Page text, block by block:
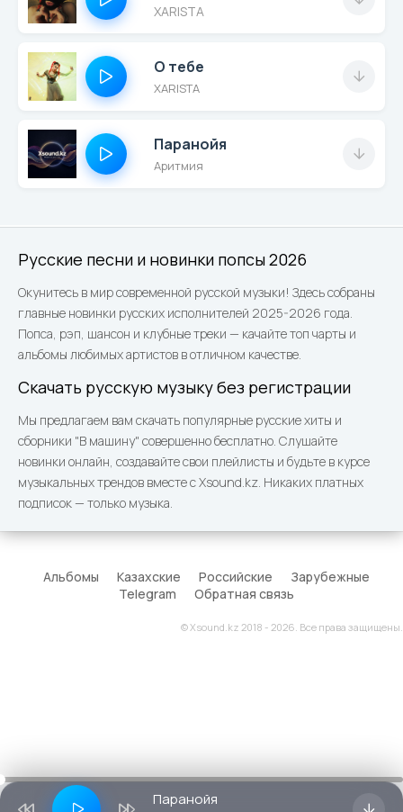
Русские песни и новинки попсы 2026
Окунитесь в мир современной русской музыки! Здесь собраны
главные новинки русских исполнителей 2025-2026 года.
Попса, рэп, шансон и клубные треки — качайте топ чарты и
альбомы любимых артистов в отличном качестве.
Скачать русскую музыку без регистрации
Мы предлагаем вам скачать популярные русские хиты и
сборники "В машину" совершенно бесплатно. Слушайте
новинки онлайн, создавайте свои плейлисты и будьте в курсе
музыкальных трендов вместе с Xsound.kz. Никаких платных
подписок — только музыка.
XARISTA
О тебе
XARISTA
Паранойя
Аритмия
Альбомы Казахские Российские
Зарубежные
Telegram
Обратная связь
© Xsound.kz 2018 - 2026. Все права защищены.
Паранойя